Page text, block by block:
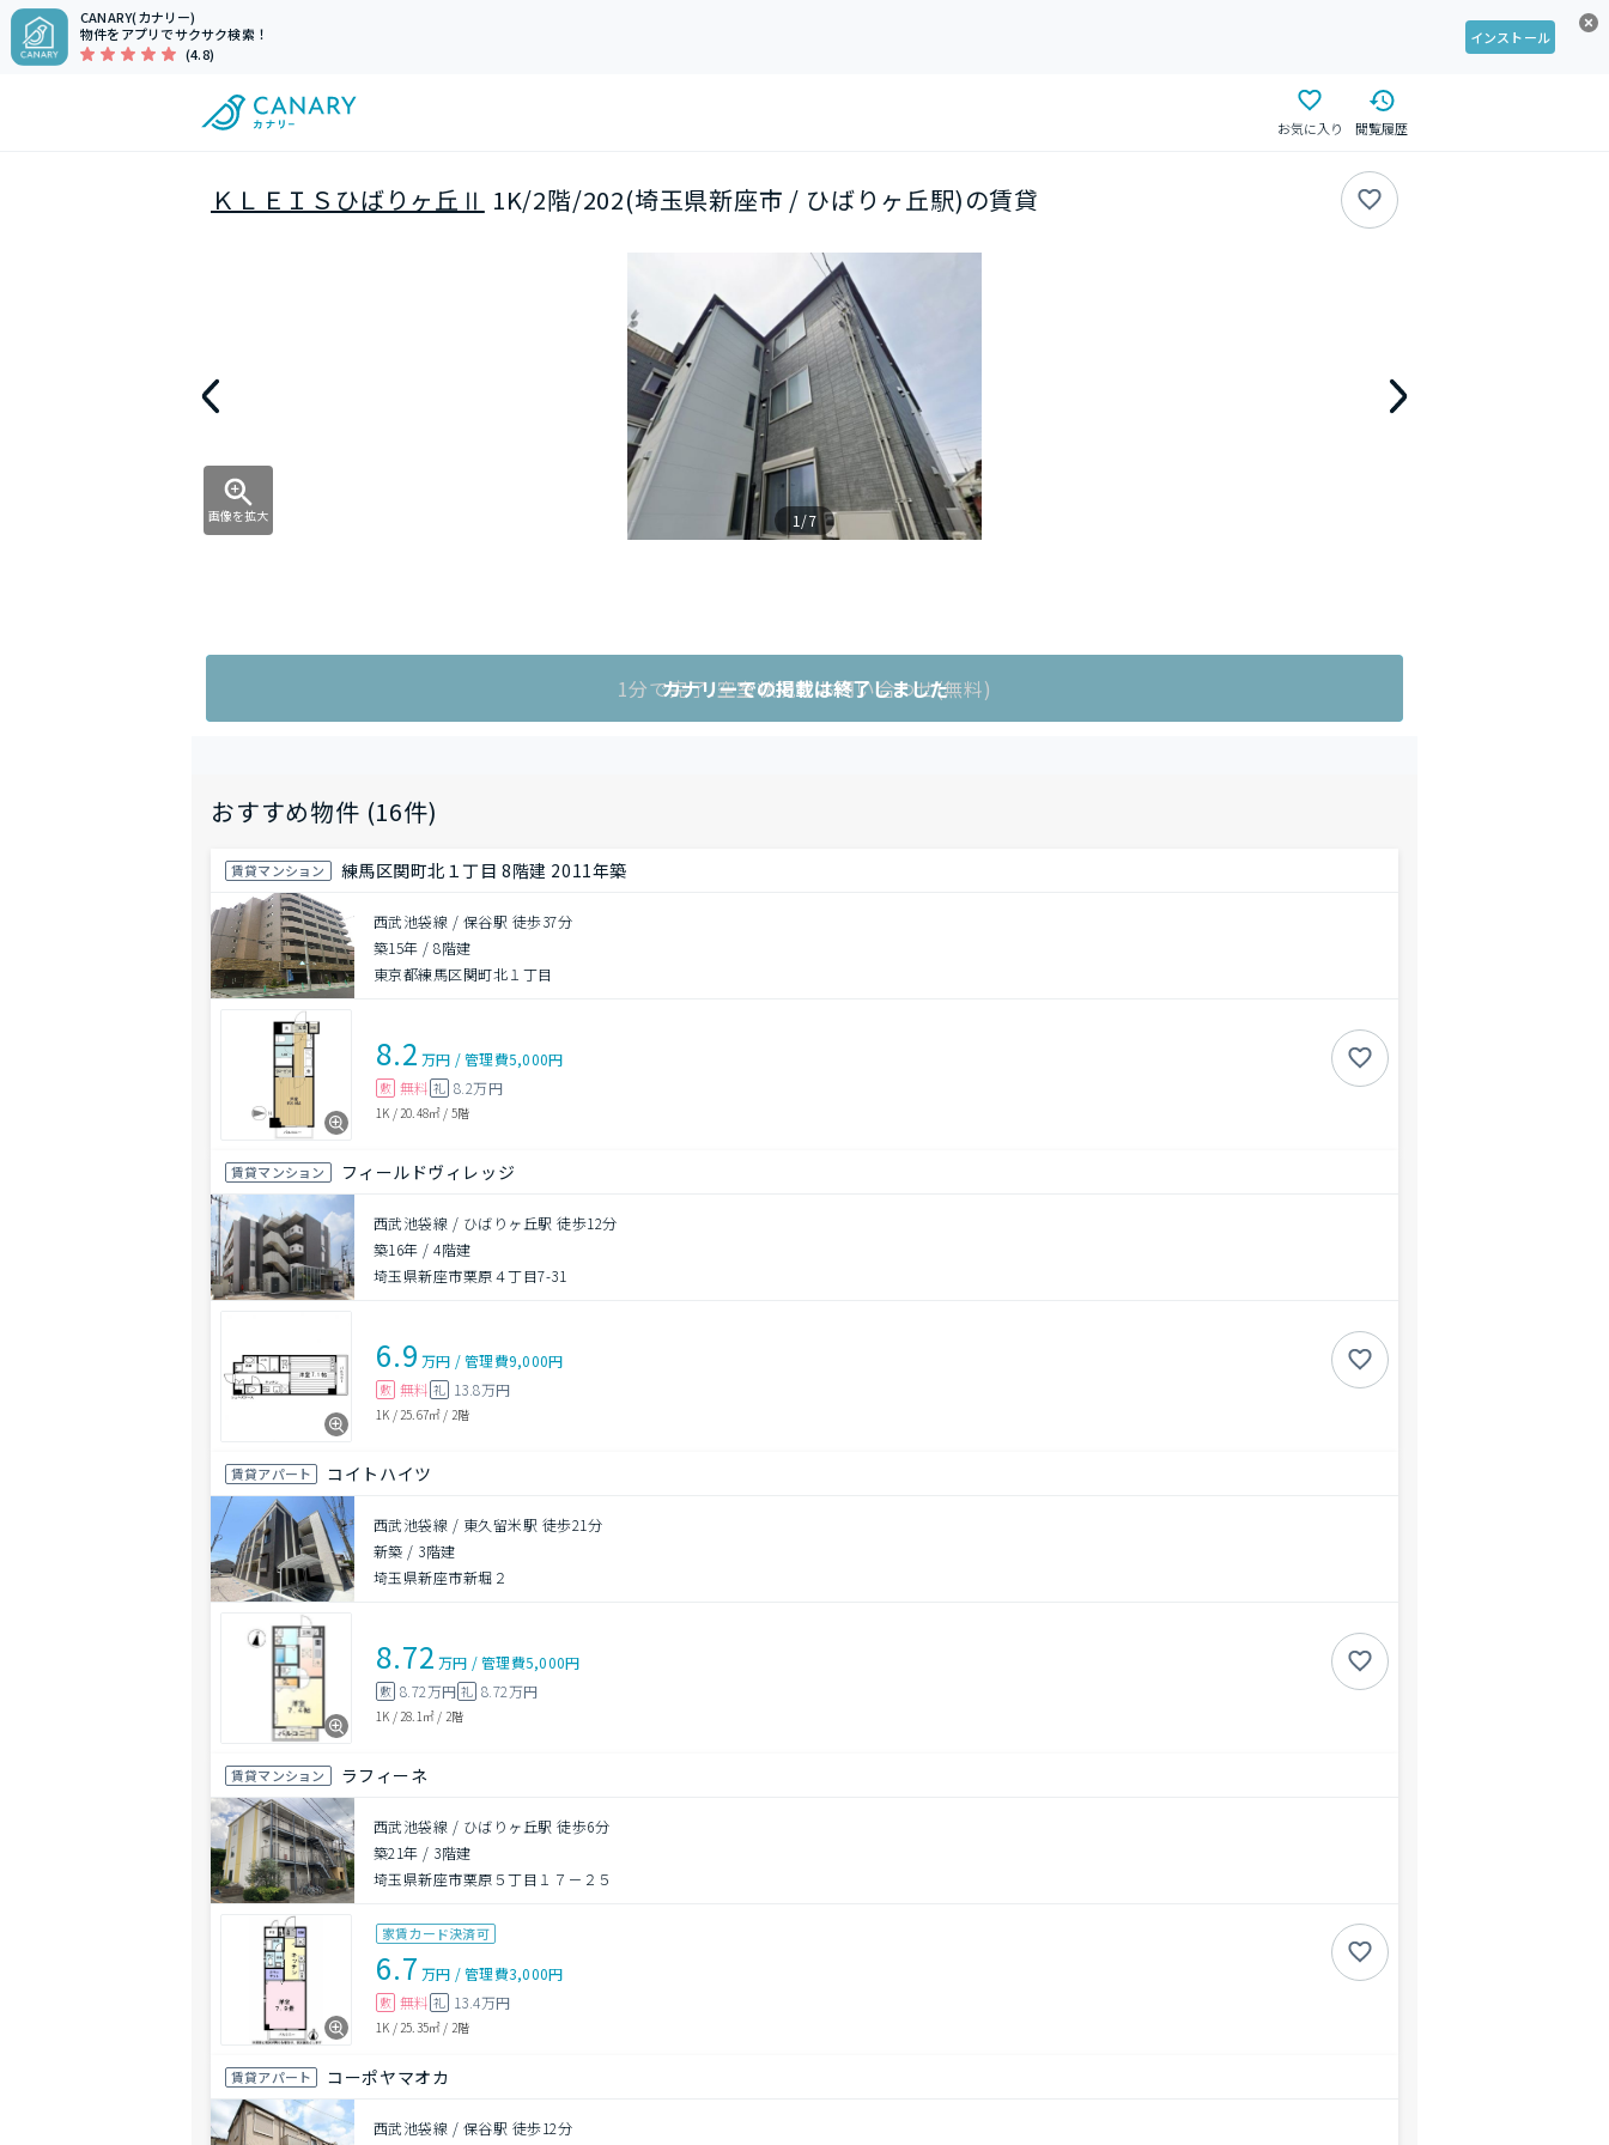
CANARY(カナリー)
物件をアプリでサクサク検索！
(4.8)
インストール
お気に入り 閲覧履歴
ＫＬＥＩＳひばりヶ丘Ⅱ 1K/2階/202(埼玉県新座市 / ひばりヶ丘駅)の賃貸
画像を拡大 1/7
1分で完了!空室状況をお問い合わせ(無料)
カナリーでの掲載は終了しました
おすすめ物件 (16件)
賃貸マンション 練馬区関町北１丁目 8階建 2011年築
西武池袋線 / 保谷駅 徒歩37分
築15年 /8階建
東京都練馬区関町北１丁目
8.2 万円 /管理費5,000円
敷 無料 礼 8.2万円
1K / 20.48㎡ / 5階
賃貸マンション フィールドヴィレッジ
西武池袋線 / ひばりヶ丘駅 徒歩12分
築16年 /4階建
埼玉県新座市栗原４丁目7-31
6.9 万円 /管理費9,000円
敷 無料 礼 13.8万円
1K / 25.67㎡ / 2階
賃貸アパート コイトハイツ
西武池袋線 / 東久留米駅 徒歩21分
新築 / 3階建
埼玉県新座市新堀２
8.72 万円 /管理費5,000円
敷 8.72万円 礼 8.72万円
1K / 28.1㎡ / 2階
賃貸マンション ラフィーネ
西武池袋線 / ひばりヶ丘駅 徒歩6分
築21年 / 3階建
埼玉県新座市栗原５丁目１７－２５
家賃カード決済可
6.7 万円 /管理費3,000円
敷 無料 礼 13.4万円
1K /25.35㎡ / 2階
賃貸アパート コーポヤマオカ
西武池袋線 / 保谷駅 徒歩12分